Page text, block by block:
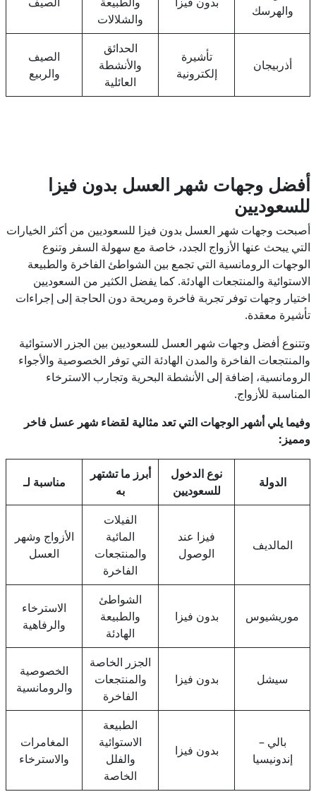
والهرسك
والشلالات
أذربيجان
تأشيرة
إلكترونية
الحدائق
والأنشطة
العائلية
الصيف
والربيع
أفضل وجهات شهر العسل بدون فيزا
للسعوديين
أصبحت وجهات شهر العسل بدون فيزا للسعوديين من أكثر الخيارات
التي يبحث عنها الأزواج الجدد، خاصة مع سهولة السفر وتنوع
الوجهات الرومانسية التي تجمع بين الشواطئ الفاخرة والطبيعة
الاستوائية والمنتجعات الهادئة. كما يفضل الكثير من السعوديين
اختيار وجهات توفر تجربة فاخرة ومريحة دون الحاجة إلى إجراءات
تأشيرة معقدة.
وتتنوع أفضل وجهات شهر العسل للسعوديين بين الجزر الاستوائية
والمنتجعات الفاخرة والمدن الهادئة التي توفر الخصوصية والأجواء
الرومانسية، إضافة إلى الأنشطة البحرية وتجارب الاسترخاء
المناسبة للأزواج.
وفيما يلي أشهر الوجهات التي تعد مثالية لقضاء شهر عسل فاخر
ومميز:
الدولة
نوع الدخول
للسعوديين
أبرز ما تشتهر
به
مناسبة لـ
المالديف
فيزا عند
الوصول
الفيلات
المائية
والمنتجعات
الفاخرة
الأزواج وشهر
العسل
موريشيوس بدون فيزا
الشواطئ
والطبيعة
الهادئة
الاسترخاء
والرفاهية
سيشل بدون فيزا
الجزر الخاصة
والمنتجعات
الفاخرة
الخصوصية
والرومانسية
بالي –
إندونيسيا
بدون فيزا
الطبيعة
الاستوائية
والفلل
الخاصة
المغامرات
والاسترخاء